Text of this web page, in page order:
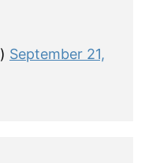
September 21,